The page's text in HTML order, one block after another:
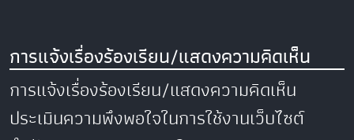
การแจ้งเรื่องร้องเรียน/แสดงความคิดเห็น
การแจ้งเรื่องร้องเรียน/แสดงความคิดเห็น
ประเมินความพึงพอใจในการใช้งานเว็บไซต์